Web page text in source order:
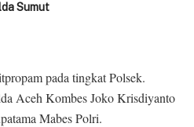
Sumut
pada tingkat Polsek.
Aceh Kombes Joko Krisdiyanto
Mabes Polri.